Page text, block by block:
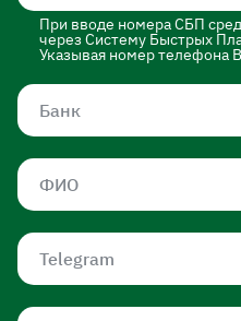
При вводе номера СБП
через Систему Быстрых
Указывая номер телефона